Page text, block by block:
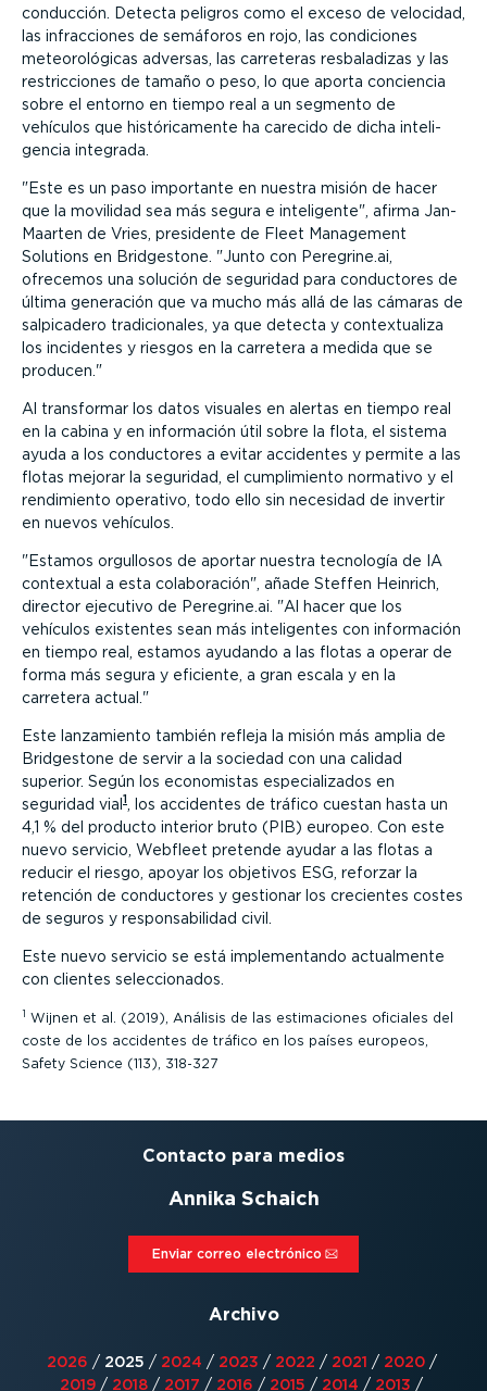
conducción. Detecta peligros como el exceso de velocidad,
las infrac­ciones de semáforos en rojo, las condiciones
meteo­ro­ló­gicas adversas, las carreteras resba­la­dizas y las
restric­ciones de tamaño o peso, lo que aporta conciencia
sobre el entorno en tiempo real a un segmento de
vehículos que histó­ri­ca­mente ha carecido de dicha inteli­
gencia integrada.
Este es un paso importante en nuestra misión de hacer
que la movilidad sea más segura e inteligente
, afirma Jan-
Maarten de Vries, presidente de Fleet Management
Solutions en Bridgestone.
Junto con Peregrine.ai,
ofrecemos una solución de seguridad para conductores de
última generación que va mucho más allá de las cámaras de
salpicadero tradi­cio­nales, ya que detecta y contex­tualiza
los incidentes y riesgos en la carretera a medida que se
producen.
Al transformar los datos visuales en alertas en tiempo real
en la cabina y en información útil sobre la flota, el sistema
ayuda a los conductores a evitar accidentes y permite a las
flotas mejorar la seguridad, el cumpli­miento normativo y el
rendimiento operativo, todo ello sin necesidad de invertir
en nuevos vehículos.
Estamos orgullosos de aportar nuestra tecnología de IA
contextual a esta colabo­ración
, añade Steffen Heinrich,
director ejecutivo de Peregrine.ai.
Al hacer que los
vehículos existentes sean más inteli­gentes con información
en tiempo real, estamos ayudando a las flotas a operar de
forma más segura y eficiente, a gran escala y en la
carretera actual.
Este lanzamiento también refleja la misión más amplia de
Bridgestone de servir a la sociedad con una calidad
superior. Según los economistas especia­li­zados en
seguridad vial 1
, los accidentes de tráfico cuestan hasta un
4,1 % del producto interior bruto (PIB) europeo. Con este
nuevo servicio, Webfleet pretende ayudar a las flotas a
reducir el riesgo, apoyar los objetivos ESG, reforzar la
retención de conductores y gestionar los crecientes costes
de seguros y respon­sa­bi­lidad civil.
Este nuevo servicio se está imple­men­tando actualmente
con clientes selec­cio­nados.
1 Wijnen et al. (2019), Análisis de las estima­ciones oficiales del
coste de los accidentes de tráfico en los países europeos,
Safety Science (113), 318-327
Contacto para medios
Annika Schaich
Enviar correo electrónico⁠
Archivo
2026 / 2025 / 2024 / 2023 / 2022 / 2021 / 2020/
2019 / 2018 / 2017 / 2016 / 2015 / 2014 / 2013 /